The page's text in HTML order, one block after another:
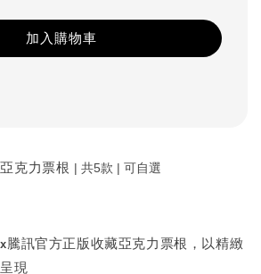
加入購物車
克力票根 | 共5款 | 可自選
騰訊官方正版收藏亞克力票根，以精緻
現